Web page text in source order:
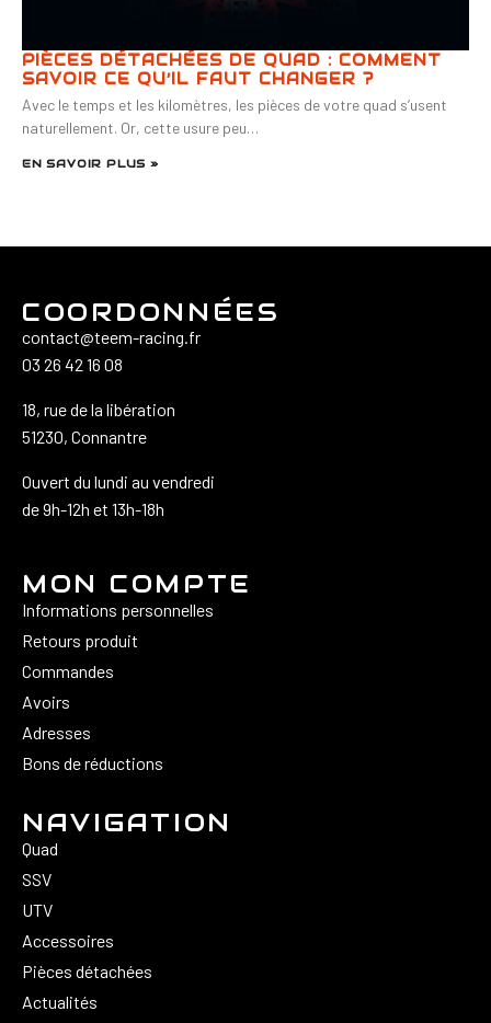
PIÈCES DÉTACHÉES DE QUAD : COMMENT
SAVOIR CE QU’IL FAUT CHANGER ?
Avec le temps et les kilomètres, les pièces de votre quad s’usent
naturellement. Or, cette usure peu…
EN SAVOIR PLUS »
COORDONNÉES
contact@teem-racing.fr
03 26 42 16 08
18, rue de la libération
51230, Connantre
Ouvert du lundi au vendredi
de 9h-12h et 13h-18h
MON COMPTE
Informations personnelles
Retours produit
Commandes
Avoirs
Adresses
Bons de réductions
NAVIGATION
Quad
SSV
UTV
Accessoires
Pièces détachées
Actualités